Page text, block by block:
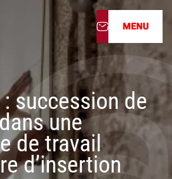
À propos
Nos services
Nos cabinets
Nos filiales
MENU
succession de
une
de travail
d’insertion